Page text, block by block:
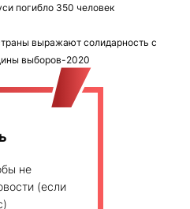
погибло 350 человек
выражают солидарность с
выборов-2020
не
(если